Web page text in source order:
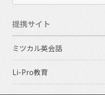
提携サイト
ミツカル英会話
Li-Pro教育